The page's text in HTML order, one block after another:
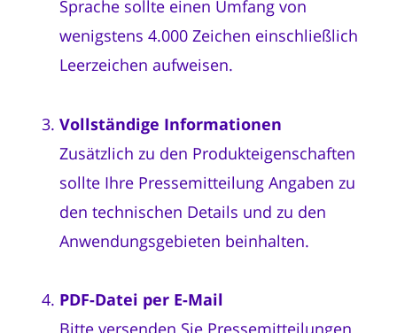
Sprache sollte einen Umfang von
wenigstens 4.000 Zeichen einschließlich
Leerzeichen aufweisen.
Vollständige Informationen
Zusätzlich zu den Produkteigenschaften
sollte Ihre Pressemitteilung Angaben zu
den technischen Details und zu den
Anwendungsgebieten beinhalten.
PDF-Datei per E-Mail
Bitte versenden Sie Pressemitteilungen